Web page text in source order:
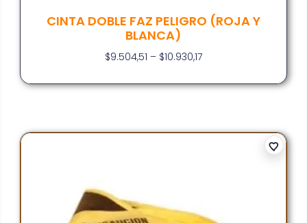
CINTA DOBLE FAZ PELIGRO (ROJA Y
BLANCA)
$9.504,51 – $10.930,17